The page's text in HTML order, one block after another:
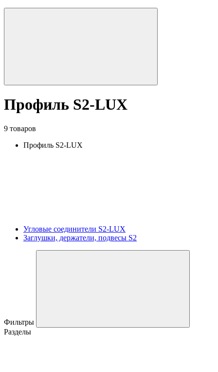
Профиль S2-LUX
9 товаров
Профиль S2-LUX
Угловые соединители S2-LUX
Заглушки, держатели, подвесы S2
Фильтры
Разделы